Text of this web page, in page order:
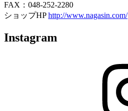
FAX：048-252-2280
ショップHPhttp://www.nagasin.com/
Instagram